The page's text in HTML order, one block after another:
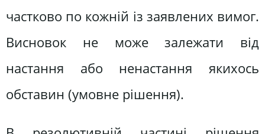
частково по кожній із заявлених вимог.
Висновок не може залежати від
настання або ненастання якихось
обставин (умовне рішення).